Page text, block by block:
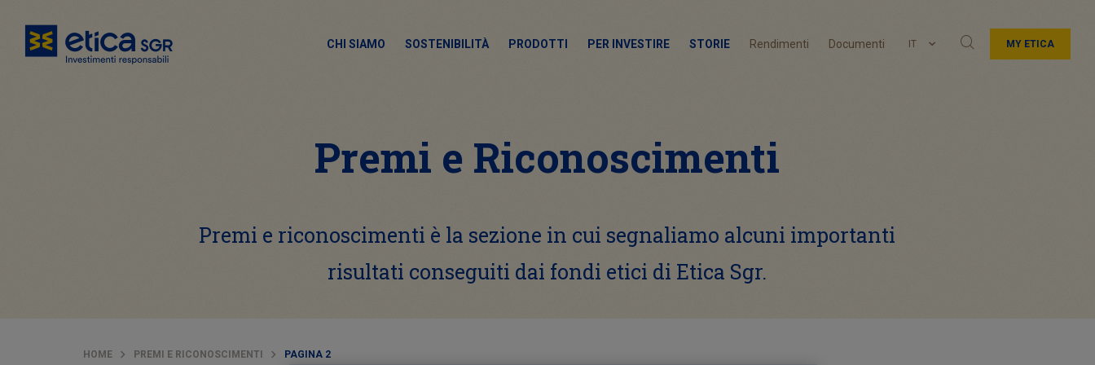
CHI SIAMO SOSTENIBILITÀ PRODOTTI PER INVESTIRE STORIE Rendimenti Documenti IT MY ETICA
Premi e Riconoscimenti
Premi e riconoscimenti è la sezione in cui segnaliamo alcuni importanti
risultati conseguiti dai fondi etici di Etica Sgr.
HOME PREMI E RICONOSCIMENTI PAGINA 2